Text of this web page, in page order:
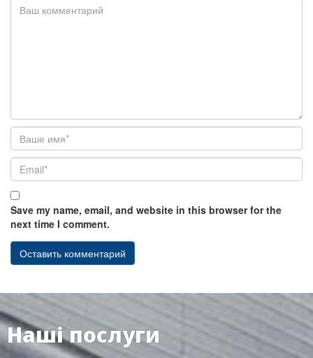
Save my name, email, and website in this browser for the
next time I comment.
Наші послуги